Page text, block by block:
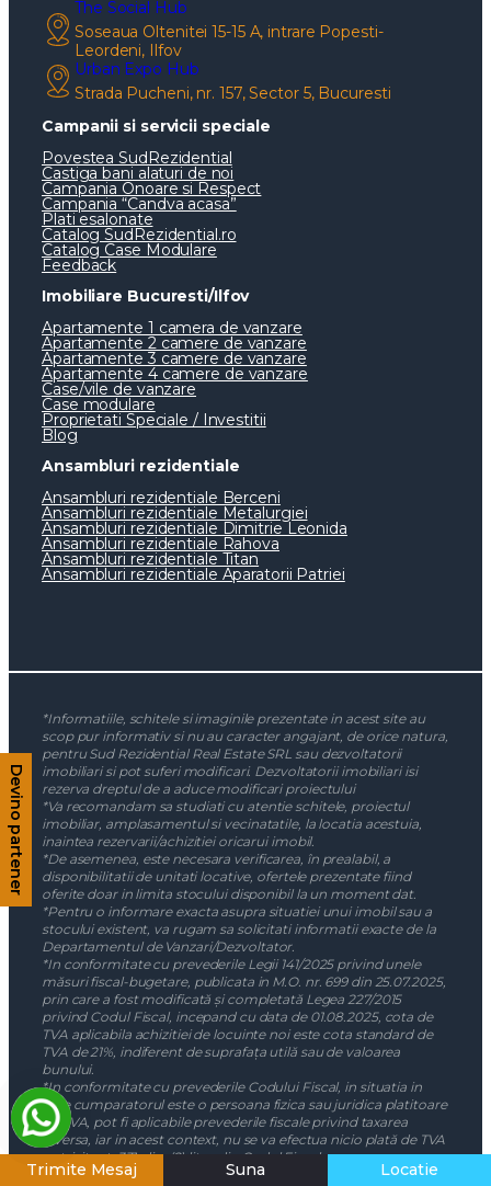
The Social Hub
Soseaua Oltenitei 15-15 A, intrare Popesti-
Leordeni, Ilfov
Urban Expo Hub
Strada Pucheni, nr. 157, Sector 5, Bucuresti
Campanii si servicii speciale
Povestea SudRezidential
Castiga bani alaturi de noi
Campania Onoare si Respect
Campania “Candva acasa”
Plati esalonate
Catalog SudRezidential.ro
Catalog Case Modulare
Feedback
Imobiliare Bucuresti/Ilfov
Apartamente 1 camera de vanzare
Apartamente 2 camere de vanzare
Apartamente 3 camere de vanzare
Apartamente 4 camere de vanzare
Case/vile de vanzare
Case modulare
Proprietati Speciale / Investitii
Blog
Ansambluri rezidentiale
Ansambluri rezidentiale Berceni
Ansambluri rezidentiale Metalurgiei
Ansambluri rezidentiale Dimitrie Leonida
Ansambluri rezidentiale Rahova
Ansambluri rezidentiale Titan
Ansambluri rezidentiale Aparatorii Patriei
*Informatiile, schitele si imaginile prezentate in acest site au
scop pur informativ si nu au caracter angajant, de orice natura,
pentru Sud Rezidential Real Estate SRL sau dezvoltatorii
imobiliari si pot suferi modificari. Dezvoltatorii imobiliari isi
rezerva dreptul de a aduce modificari proiectului
*Va recomandam sa studiati cu atentie schitele, proiectul
imobiliar, amplasamentul si vecinatatile, la locatia acestuia,
inaintea rezervarii/achizitiei oricarui imobil.
*De asemenea, este necesara verificarea, în prealabil, a
disponibilitatii de unitati locative, ofertele prezentate fiind
oferite doar in limita stocului disponibil la un moment dat.
*Pentru o informare exacta asupra situatiei unui imobil sau a
stocului existent, va rugam sa solicitati informatii exacte de la
Departamentul de Vanzari/Dezvoltator.
*In conformitate cu prevederile Legii 141/2025 privind unele
măsuri fiscal-bugetare, publicata in M.O. nr. 699 din 25.07.2025,
prin care a fost modificată și completată Legea 227/2015
privind Codul Fiscal, incepand cu data de 01.08.2025, cota de
TVA aplicabila achizitiei de locuinte noi este cota standard de
TVA de 21%, indiferent de suprafața utilă sau de valoarea
bunului.
*In conformitate cu prevederile Codului Fiscal, in situatia in
care cumparatorul este o persoana fizica sau juridica platitoare
de TVA, pot fi aplicabile prevederile fiscale privind taxarea
inversa, iar in acest context, nu se va efectua nicio plată de TVA
potrivit art. 331 alin. (2) lit. g din Codul Fiscal.
Nota:Pretul afisat plus TVA-ul de 21% sau prevederile privind
Trimite Mesaj Suna Locatie
Devino partener